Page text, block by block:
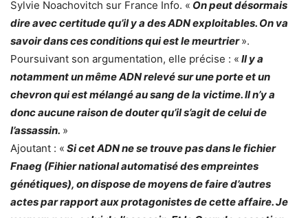
Sylvie Noachovitch sur France Info. « On peut désormais
dire avec certitude qu’il y a des ADN exploitables. On va
savoir dans ces conditions qui est le meurtrier ».
Poursuivant son argumentation, elle précise : « Il y a
notamment un même ADN relevé sur une porte et un
chevron qui est mélangé au sang de la victime. Il n’y a
donc aucune raison de douter qu’il s’agit de celui de
l’assassin. »
Ajoutant : « Si cet ADN ne se trouve pas dans le fichier
Fnaeg (Fihier national automatisé des empreintes
génétiques), on dispose de moyens de faire d’autres
actes par rapport aux protagonistes de cette affaire. Je